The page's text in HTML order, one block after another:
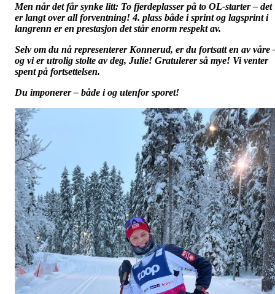
Men når det får synke litt: To fjerdeplasser på to OL-starter – det
er langt over all forventning! 4. plass både i sprint og lagsprint i
langrenn er en prestasjon det står enorm respekt av.
Selv om du nå representerer Konnerud, er du fortsatt en av våre
og vi er utrolig stolte av deg, Julie! Gratulerer så mye! Vi venter
spent på fortsettelsen.
Du imponerer – både i og utenfor sporet!